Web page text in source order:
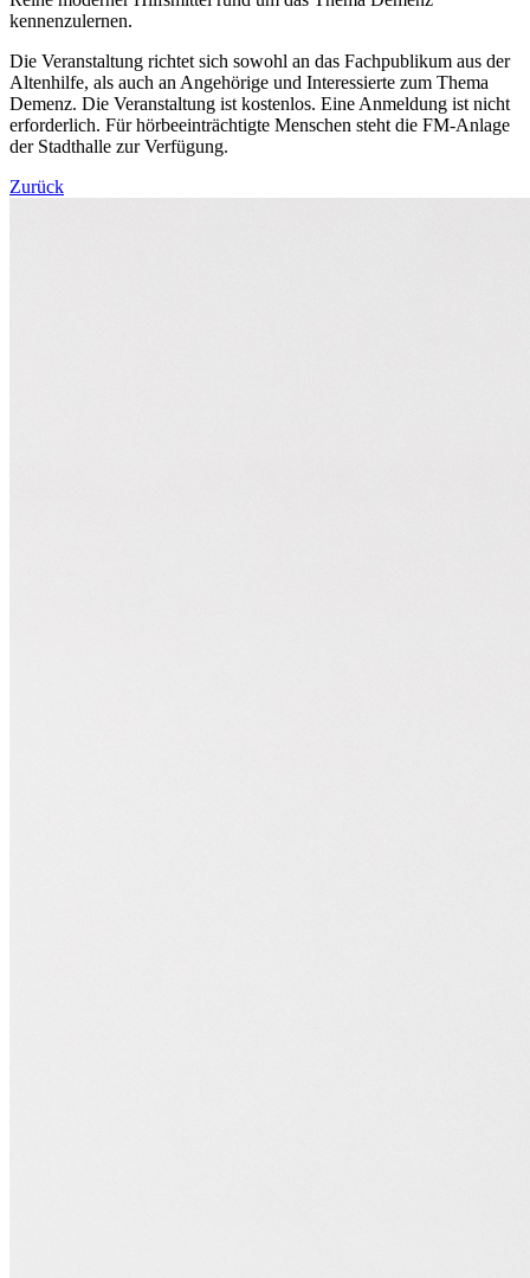
kennenzulernen.
Die Veranstaltung richtet sich sowohl an das Fachpublikum aus der
Altenhilfe, als auch an Angehörige und Interessierte zum Thema
Demenz. Die Veranstaltung ist kostenlos. Eine Anmeldung ist nicht
erforderlich. Für hörbeeinträchtigte Menschen steht die FM-Anlage
der Stadthalle zur Verfügung.
Zurück